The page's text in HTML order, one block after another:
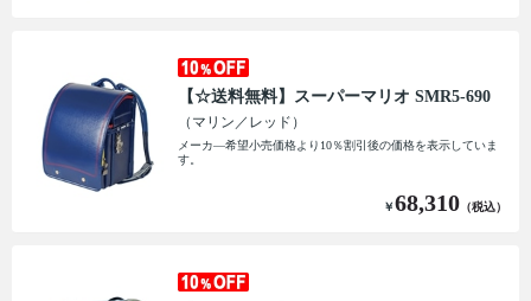
【☆送料無料】スーパーマリオ SMR5-690
（マリン／レッド）
メーカ―希望小売価格より10％割引後の価格を表示していま
す。
￥68,310 （税込）